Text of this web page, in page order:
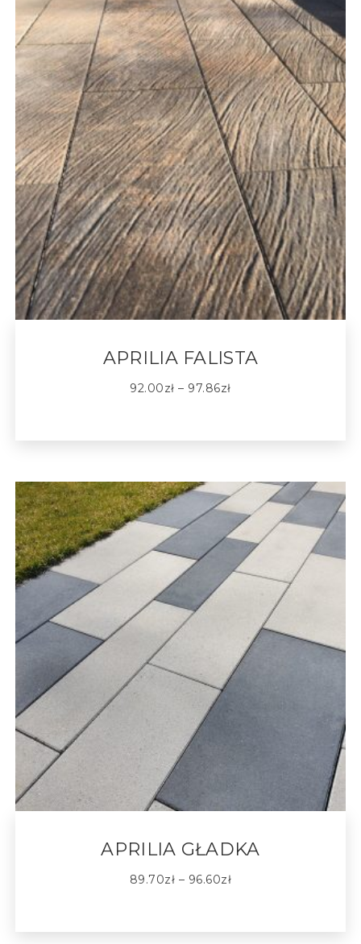
APRILIA FALISTA
92.00zł – 97.86zł
APRILIA GŁADKA
89.70zł – 96.60zł